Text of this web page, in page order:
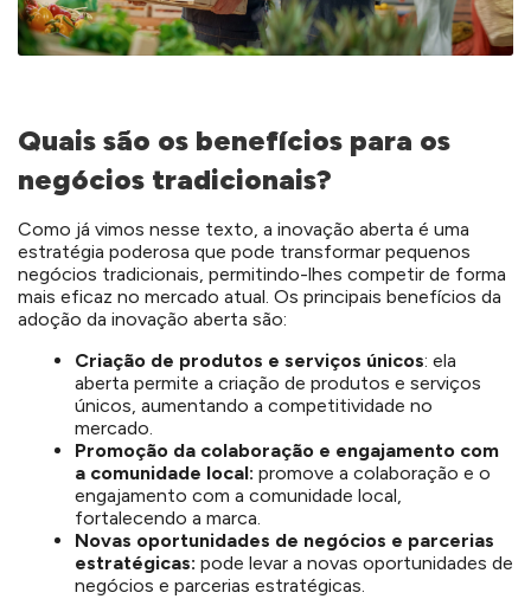
Quais são os benefícios para os
negócios tradicionais?
Como já vimos nesse texto, a inovação aberta é uma
estratégia poderosa que pode transformar pequenos
negócios tradicionais, permitindo-lhes competir de forma
mais eficaz no mercado atual. Os principais benefícios da
adoção da inovação aberta são:
Criação de produtos e serviços únicos: ela
aberta permite a criação de produtos e serviços
únicos, aumentando a competitividade no
mercado.
Promoção da colaboração e engajamento com
a comunidade local: promove a colaboração e o
engajamento com a comunidade local,
fortalecendo a marca.
Novas oportunidades de negócios e parcerias
estratégicas: pode levar a novas oportunidades de
negócios e parcerias estratégicas.